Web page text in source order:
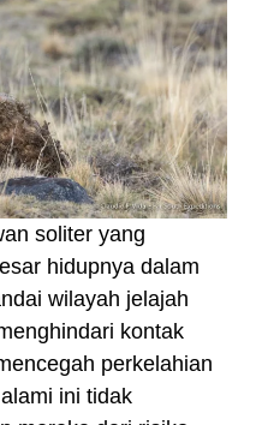
soliter yang
hidupnya dalam
wilayah jelajah
kontak
perkelahian
ini tidak